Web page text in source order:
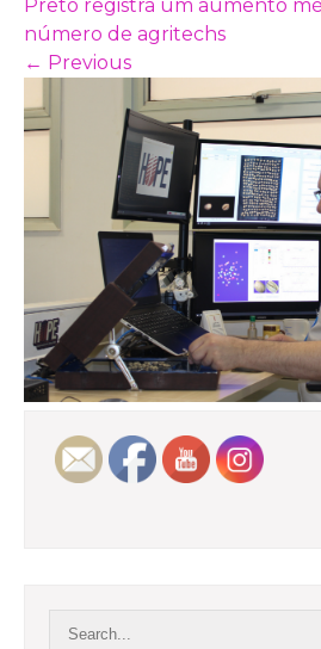
Preto registra um aumento
número de agritechs
← Previous